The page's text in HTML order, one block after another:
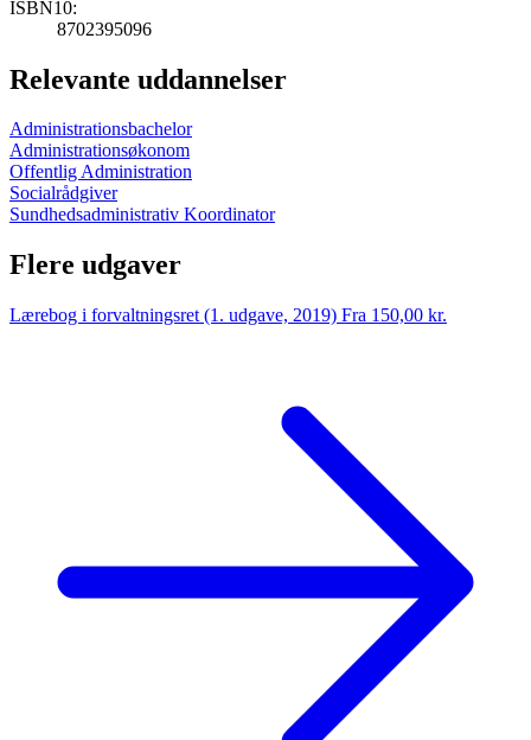
ISBN10:
8702395096
Relevante uddannelser
Administrationsbachelor
Administrationsøkonom
Offentlig Administration
Socialrådgiver
Sundhedsadministrativ Koordinator
Flere udgaver
Lærebog i forvaltningsret (1. udgave, 2019) Fra 150,00 kr.